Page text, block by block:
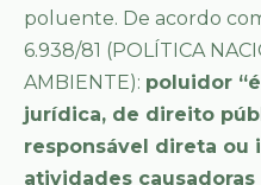
poluente. De acordo
6.938/81 (POLÍTICA
AMBIENTE): poluidor
jurídica, de direito
responsável direta ou
atividades